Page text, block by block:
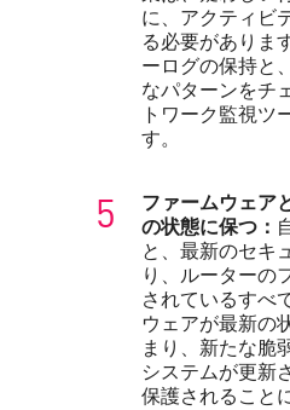
に、アクティビ
る必要がありま
ーログの保持と
なパターンをチ
トワーク監視ツ
す。
ファームウェア
の状態に保つ：
と、最新のセキ
り、ルーターの
されているすべ
ウェアが最新の
まり、新たな脆
システムが更新
保護されること